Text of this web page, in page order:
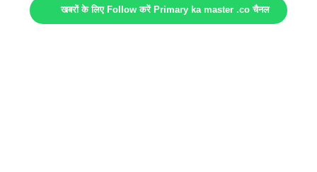
खबरों के लिए Follow करें Primary ka master .co चैनल